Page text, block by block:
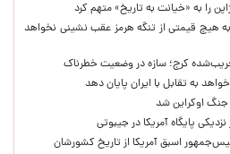
را به «خیانت به تاریخ» متهم کرد
به هیچ قیمتی از تنگه هرمز عقب نشینی نخواهد
کرج؛ سازه در وضعیت خطرناک
به تقابل با ایران پایان دهد
جنگ اوکراین شد
پایگاه آمریکا در جیبوتی